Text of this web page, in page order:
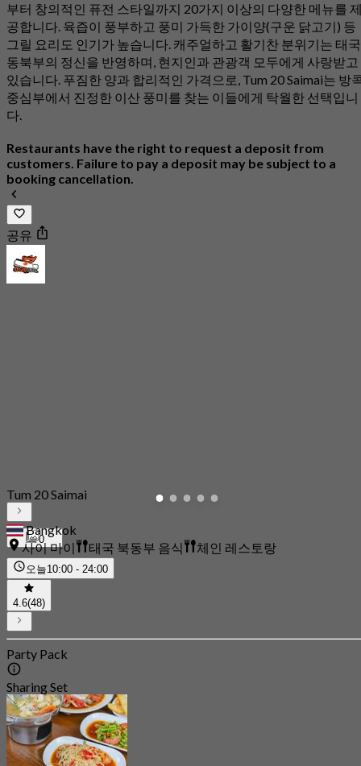
부터 창의적인 퓨전 스타일까지 20가지 이상의 다양한 메뉴를
공합니다. 육즙이 풍부하고 풍미 가득한 가이양(구운 닭고기) 등
그릴 요리도 인기가 높습니다. 캐주얼하고 활기찬 분위기는 태국
동북부의 정신을 반영하며, 현지인과 관광객 모두에게 사랑받고
있습니다. 푸짐한 양과 합리적인 가격으로, Tum 20 Saimai는 방
중심부에서 진정한 이산 풍미를 찾는 이들에게 탁월한 선택입니
다.
Restaurants have the right to request a deposit from
customers. Failure to pay a deposit may be subject to a
booking cancellation.
공유
0
Tum 20 Saimai
Bangkok
사이 마이
태국 북동부 음식 체인 레스토랑
오늘10:00 - 24:00
4.6(48)
Party Pack
Sharing Set